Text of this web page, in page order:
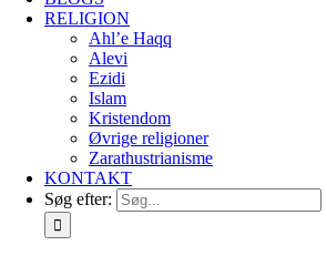
RELIGION
Ahl’e Haqq
Alevi
Ezidi
Islam
Kristendom
Øvrige religioner
Zarathustrianisme
KONTAKT
Søg efter: